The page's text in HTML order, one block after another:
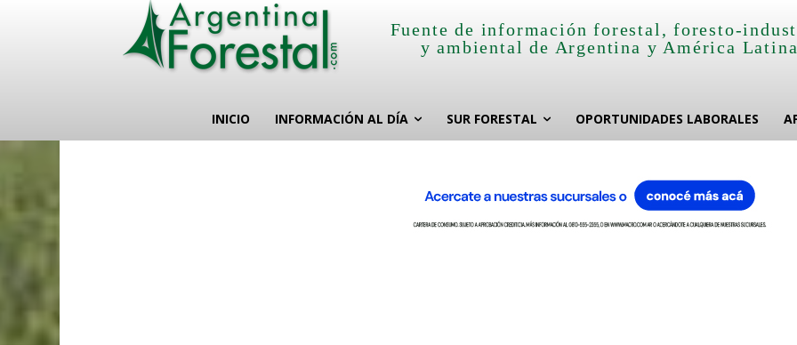
Fuente de información forestal, foresto-
y ambiental de Argentina y América
INICIO INFORMACIÓN AL DÍA SUR FORESTAL OPORTUNIDADES LABORALES